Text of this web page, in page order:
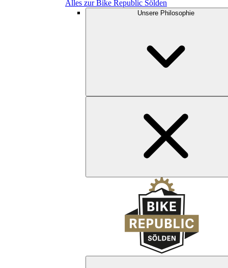
Alles zur Bike Republic Sölden
Unsere Philosophie